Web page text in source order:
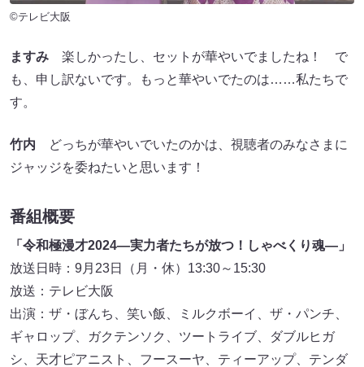
©テレビ大阪
ますみ 楽しかったし、セットが華やいでましたね！ で
も、申し訳ないです。もっと華やいでたのは……私たちで
す。
竹内 どっちが華やいでいたのかは、視聴者のみなさまに
ジャッジを委ねたいと思います！
番組概要
「令和極漫才2024―実力者たちが放つ！しゃべくり魂―」
放送日時：9月23日（月・休）13:30～15:30
放送：テレビ大阪
出演：ザ・ぼんち、笑い飯、ミルクボーイ、ザ・パンチ、
ギャロップ、ガクテンソク、ツートライブ、ダブルヒガ
シ、天才ピアニスト、フースーヤ、ティーアップ、テンダ